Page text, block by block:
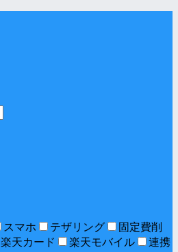
スマホ テザリング
固定費削
楽天カード 楽天モバイル 連携